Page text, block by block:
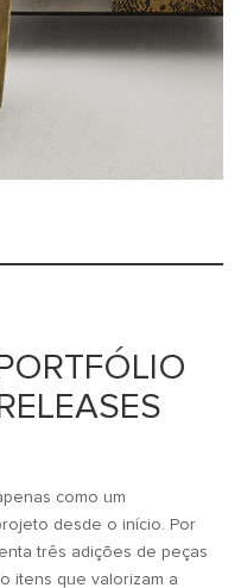
como um
desde o início. Por
três adições de peças
itens que valorizam a